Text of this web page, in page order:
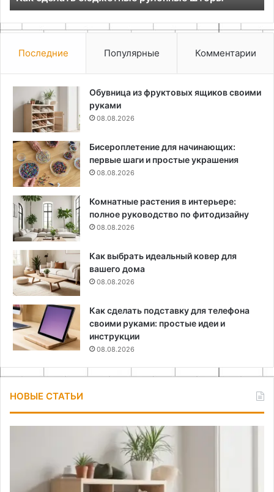
Последние Популярные Комментарии
Обувница из фруктовых ящиков своими
руками
08.08.2026
Бисероплетение для начинающих:
первые шаги и простые украшения
08.08.2026
Комнатные растения в интерьере:
полное руководство по фитодизайну
08.08.2026
Как выбрать идеальный ковер для
вашего дома
08.08.2026
Как сделать подставку для телефона
своими руками: простые идеи и
инструкции
08.08.2026
НОВЫЕ СТАТЬИ